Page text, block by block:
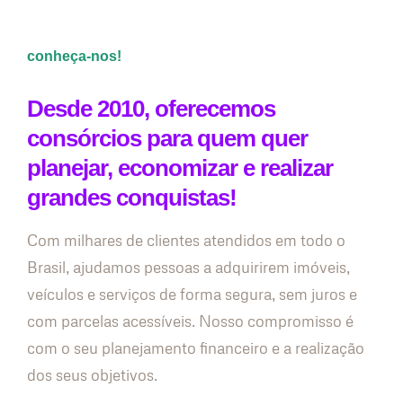
conheça-nos!
Desde 2010, oferecemos
consórcios para quem quer
planejar, economizar e realizar
grandes conquistas!
Com milhares de clientes atendidos em todo o
Brasil, ajudamos pessoas a adquirirem imóveis,
veículos e serviços de forma segura, sem juros e
com parcelas acessíveis. Nosso compromisso é
com o seu planejamento financeiro e a realização
dos seus objetivos.